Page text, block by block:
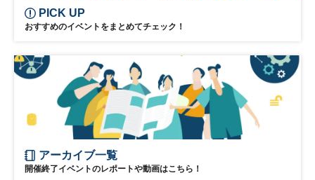
PICK UP
おすすめのイベントをまとめてチェック！
アーカイブ一覧
開催終了イベントのレポートや動画はこちら！